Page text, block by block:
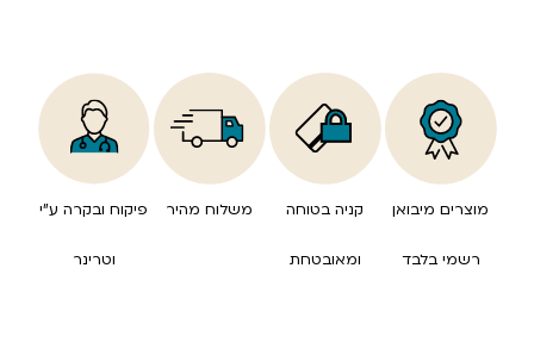
מוצרים מיבואן
רשמי בלבד
קניה בטוחה
ומאובטחת
משלוח מהיר פיקוח ובקרה ע”י
וטרינר